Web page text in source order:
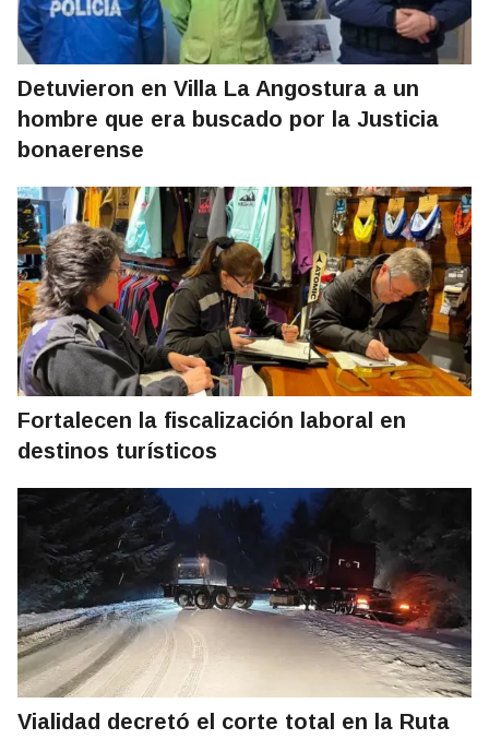
Detuvieron en Villa La Angostura a un
hombre que era buscado por la Justicia
bonaerense
Fortalecen la fiscalización laboral en
destinos turísticos
Vialidad decretó el corte total en la Ruta